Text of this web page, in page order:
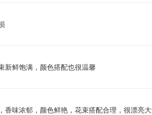
新鲜饱满，颜色搭配也很温馨
香味浓郁，颜色鲜艳，花束搭配合理，很漂亮